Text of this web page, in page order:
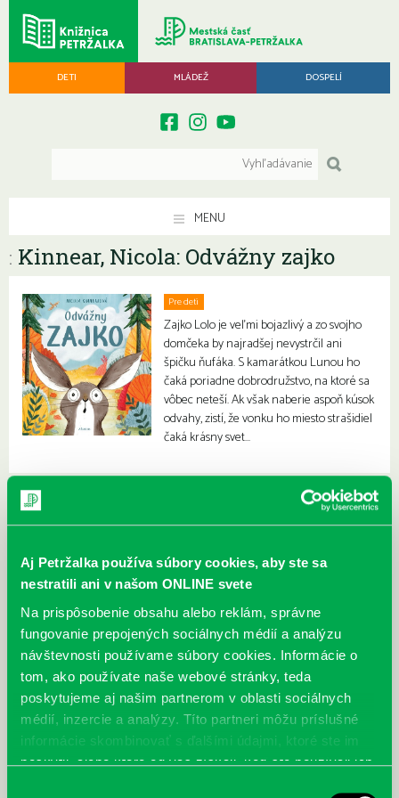
Aj Petržalka používa súbory cookies, aby ste sa
nestratili ani v našom ONLINE svete
Na prispôsobenie obsahu alebo reklám, správne
fungovanie prepojených sociálnych médií a analýzu
návštevnosti používame súbory cookies. Informácie o
tom, ako používate naše webové stránky, teda
poskytujeme aj našim partnerom v oblasti sociálnych
médií, inzercie a analýzy. Títo partneri môžu príslušné
informácie skombinovať s ďalšími údajmi, ktoré ste im
poskytli, alebo ktoré od vás získali, keď ste používali ich
DETI MLÁDEŽ DOSPELÍ
MENU
: Kinnear, Nicola: Odvážny zajko
Pre deti
Zajko Lolo je veľmi bojazlivý a zo svojho
domčeka by najradšej nevystrčil ani
špičku ňufáka. S kamarátkou Lunou ho
čaká poriadne dobrodružstvo, na ktoré sa
vôbec neteší. Ak však naberie aspoň kúsok
odvahy, zistí, že vonku ho miesto strašidiel
čaká krásny svet…